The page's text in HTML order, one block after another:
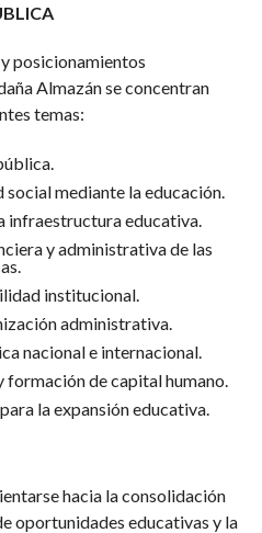
posicionamientos
Almazán se concentran
temas:
mediante la educación.
infraestructura educativa.
y administrativa de las
institucional.
administrativa.
nacional e internacional.
de capital humano.
la expansión educativa.
hacia la consolidación
oportunidades educativas y la